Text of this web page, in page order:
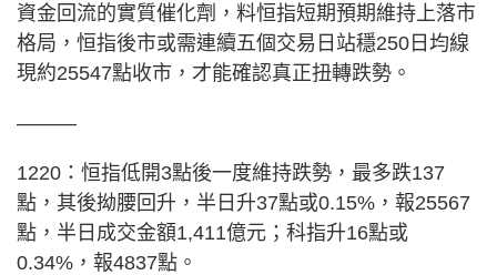
資金回流的實質催化劑，料恒指短期預期維持上落市
格局，恒指後市或需連續五個交易日站穩250日均線
現約25547點收市，才能確認真正扭轉跌勢。
———
1220：恒指低開3點後一度維持跌勢，最多跌137
點，其後拗腰回升，半日升37點或0.15%，報25567
點，半日成交金額1,411億元；科指升16點或
0.34%，報4837點。